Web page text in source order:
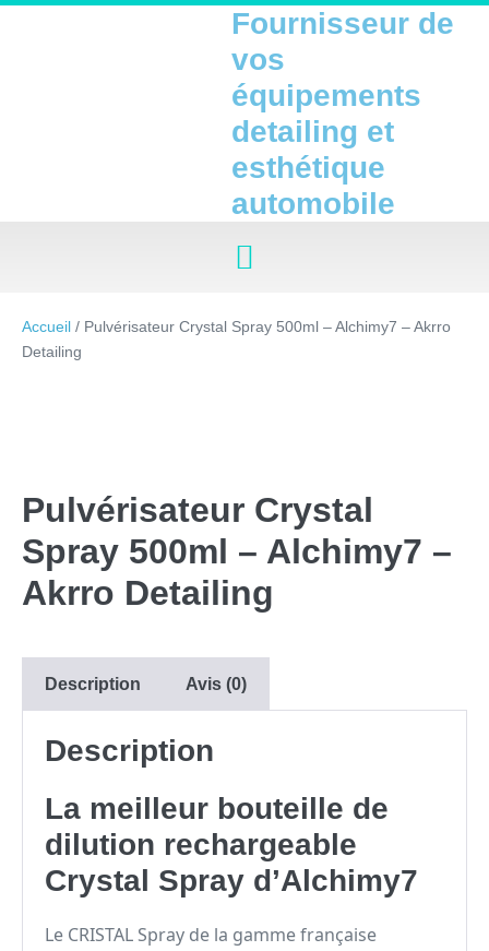
Fournisseur de
vos
équipements
detailing et
esthétique
automobile
Accueil / Pulvérisateur Crystal Spray 500ml – Alchimy7 – Akrro
Detailing
Pulvérisateur Crystal
Spray 500ml – Alchimy7 –
Akrro Detailing
Description Avis (0)
Description
La meilleur bouteille de
dilution rechargeable
Crystal Spray d’Alchimy7
Le CRISTAL Spray de la gamme française